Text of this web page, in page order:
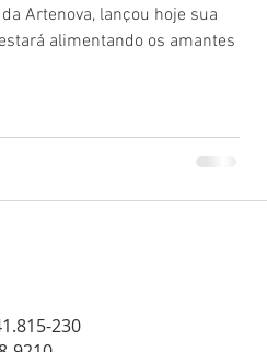
Artenova, lançou hoje sua
alimentando os amantes
230